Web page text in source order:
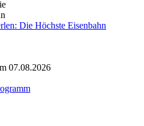
Die Höchste Eisenbahn
07.08.2026